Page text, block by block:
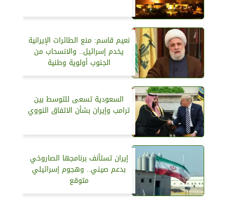
نعيم قاسم: منع الطائرات الإيرانية
يخدم إسرائيل.. والانسحاب من
الجنوب أولوية وطنية
السعودية تسعى للتوسط بين
ترامب وإيران بشأن الاتفاق النووي
إيران تستأنف برنامجها الصاروخي
بدعم صيني.. وهجوم إسرائيلي
متوقع